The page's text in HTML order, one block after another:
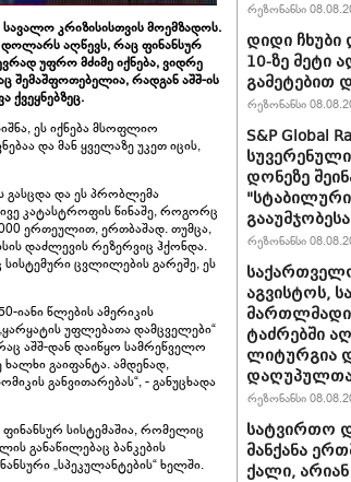
კრიზისისთვის მოემზადოს.
აღწევს, რაც ფინანსურ
უფრო მძიმე იქნება, ვიდრე
შემაშფოთებელია, რადგან აშშ-ის
ეს იქნება მსოფლიო
და მან ყველაზე უკეთ იცის,
გასცდა და ეს პრობლემა
კატასტროფის წინაშე, როგორც
ერთეულით, ერთბაშად. თუმცა,
დაძლევის რეზერვიც ჰქონდა.
ცვლილების გარეშე, ეს
იანი წლების ამერიკის
უფლებათა დამცველები“
აშშ-დან დაიწყო სამრეწველო
ხალხი გაიფანტა. ამდენად,
განვითარებას“, - განუცხადა
ფინანსურ სისტემაშია, რომელიც
განაწილებაც ბანკების
„სპეკულანტების“ ხელში.
რეზონანსი
დიდი ჩხუბი
10-ზე მეტი
გამეტებით
რეზონანსი
S&P Global
დონეზე
გააუმჯობესა
რეზონანსი
აგვისტოს,
ტაძრებში
ლიტურგია
დაღუპულთა
რეზონანსი
სატვირთო
მანქანა
ქალი,